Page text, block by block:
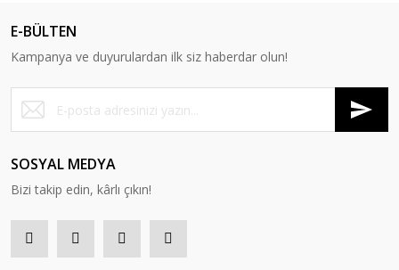
E-BÜLTEN
Kampanya ve duyurulardan ilk siz haberdar olun!
SOSYAL MEDYA
Bizi takip edin, kârlı çıkın!